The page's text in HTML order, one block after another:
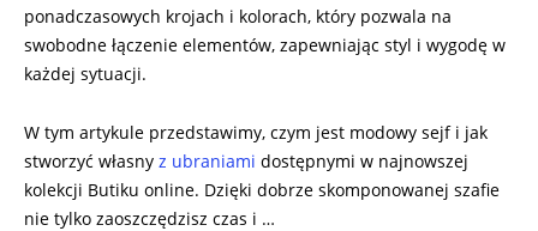
ponadczasowych krojach i kolorach, który pozwala na
swobodne łączenie elementów, zapewniając styl i wygodę w
każdej sytuacji.
W tym artykule przedstawimy, czym jest modowy sejf i jak
stworzyć własny z ubraniami dostępnymi w najnowszej
kolekcji Butiku online. Dzięki dobrze skomponowanej szafie
nie tylko zaoszczędzisz czas i …